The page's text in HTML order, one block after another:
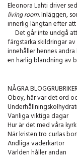
Eleonora Lahti driver
living room. Inläggen,
innerlig längtan efter
Det går inte undgå
färgstarka skildringar
innehåller hennes
en härlig blandning av
NÅGRA
Oboy, här var det ord
Vanliga viktiga dagar
Hur är det med våra
När kristen tro curlas
Andliga väderkartor
Världen håller andan